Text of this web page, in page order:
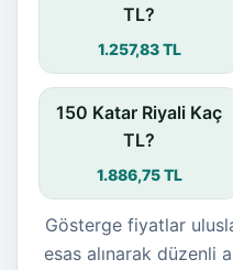
TL?
1.257,83 TL
150 Katar Riyali Kaç
TL?
1.886,75 TL
Gösterge fiyatlar
esas alınarak düzenli